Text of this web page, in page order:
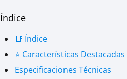
Índice
📑 Índice
⭐ Características Destacadas
Especificaciones Técnicas